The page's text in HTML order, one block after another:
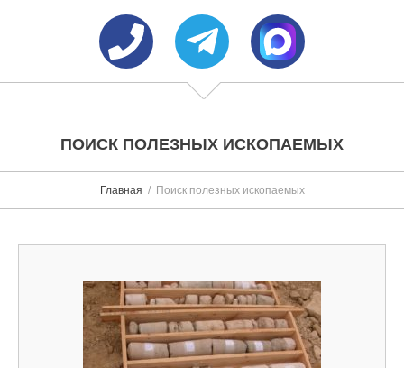
ПОИСК ПОЛЕЗНЫХ ИСКОПАЕМЫХ
Главная Поиск полезных ископаемых